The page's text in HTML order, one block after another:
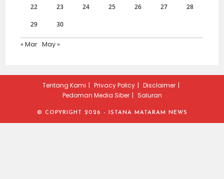
22 23 24 25 26 27 28
29 30
« Mar May »
Tentang Kami Privacy Policy
Disclaimer
Pedoman Media Siber
Saluran
© COPYRIGHT 2026 - ISTANA MATARAM NEWS